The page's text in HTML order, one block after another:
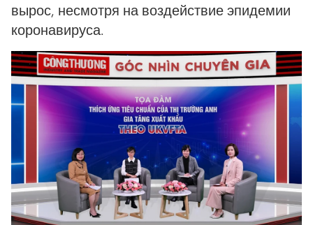
вырос, несмотря на воздействие эпидемии
коронавируса.